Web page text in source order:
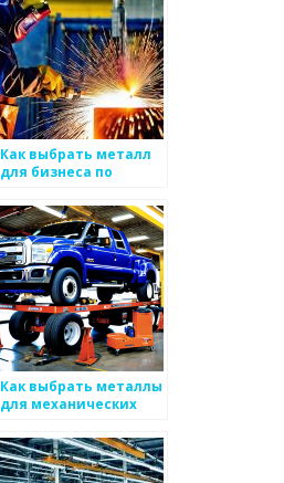
Как выбрать металл
для бизнеса по
Как выбрать металлы
для механических